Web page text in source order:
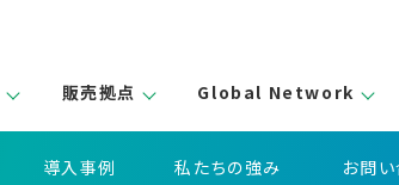
販売拠点 Global Network
導入事例 私たちの強み お問